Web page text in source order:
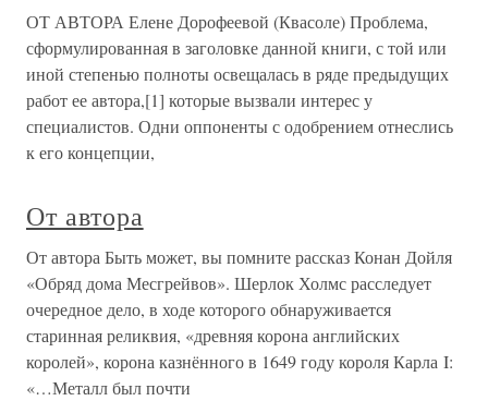
ОТ АВТОРА Елене Дорофеевой (Квасоле) Проблема,
сформулированная в заголовке данной книги, с той или
иной степенью полноты освещалась в ряде предыдущих
работ ее автора,[1] которые вызвали интерес у
специалистов. Одни оппоненты с одобрением отнеслись
к его концепции,
От автора
От автора Быть может, вы помните рассказ Конан Дойля
«Обряд дома Месгрейвов». Шерлок Холмс расследует
очередное дело, в ходе которого обнаруживается
старинная реликвия, «древняя корона английских
королей», корона казнённого в 1649 году короля Карла I:
«…Металл был почти